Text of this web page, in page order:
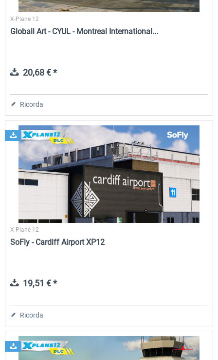
X-Plane 12
Globall Art - CYUL - Montreal International...
20,68 € *
Ricorda
X-Plane 12
SoFly - Cardiff Airport XP12
19,51 € *
Ricorda